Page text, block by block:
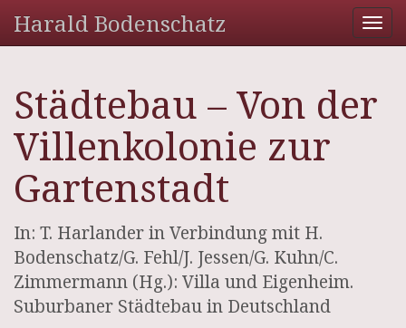
Harald Bodenschatz
Städtebau – Von der
Villenkolonie zur
Gartenstadt
In: T. Harlander in Verbindung mit H.
Bodenschatz/G. Fehl/J. Jessen/G. Kuhn/C.
Zimmermann (Hg.): Villa und Eigenheim.
Suburbaner Städtebau in Deutschland